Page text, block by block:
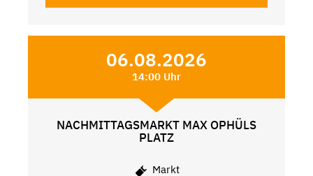
06.08.2026
14:00 Uhr
NACHMITTAGSMARKT MAX OPHÜLS
PLATZ
Markt